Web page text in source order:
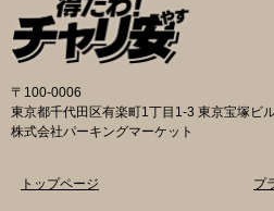
〒100-0006
東京都千代田区有楽町1丁目1-3 東京宝塚ビ
株式会社パーキングマーケット
トップページ プ